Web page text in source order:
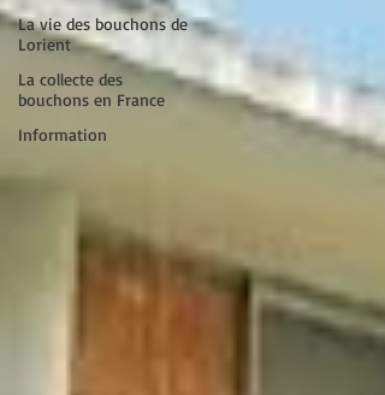
La vie des bouchons de
Lorient
La collecte des
bouchons en France
Information